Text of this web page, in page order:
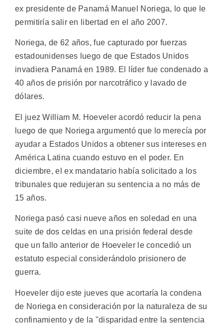
ex presidente de Panamá Manuel Noriega, lo que le
permitiría salir en libertad en el año 2007.
Noriega, de 62 años, fue capturado por fuerzas
estadounidenses luego de que Estados Unidos
invadiera Panamá en 1989. El líder fue condenado a
40 años de prisión por narcotráfico y lavado de
dólares.
El juez William M. Hoeveler acordó reducir la pena
luego de que Noriega argumentó que lo merecía por
ayudar a Estados Unidos a obtener sus intereses en
América Latina cuando estuvo en el poder. En
diciembre, el ex mandatario había solicitado a los
tribunales que redujeran su sentencia a no más de
15 años.
Noriega pasó casi nueve años en soledad en una
suite de dos celdas en una prisión federal desde
que un fallo anterior de Hoeveler le concedió un
estatuto especial considerándolo prisionero de
guerra.
Hoeveler dijo este jueves que acortaría la condena
de Noriega en consideración por la naturaleza de su
confinamiento y de la "disparidad entre la sentencia